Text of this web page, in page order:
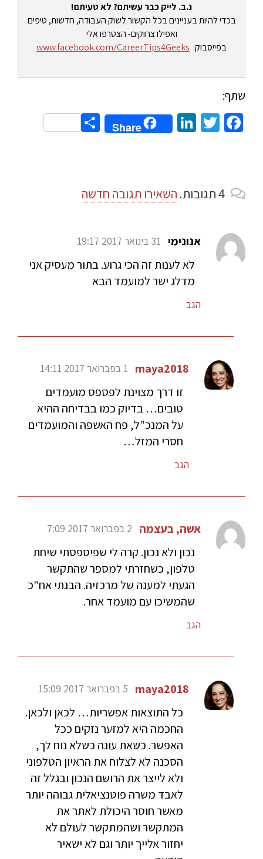
נ.ב. לייק כבר עשיתם? לא טעיתם!
בכדי להיות בעניינים בכל הקשור לשוק העבודה, חדשות, טיפים
ואפילו צחוקים- הצטרפו אלי
בפייסבוק: www.facebook.com/CareerTips4Geeks
שתף:
Facebook
Twitter
LinkedIn
Share
Share
4תגובות. השאירו תגובה חדשה
אנונימי 31 בינואר 2017 19:17
לא לענות זה הכי גרוע. בתור מעסיק אני
מדלג ישר למועמד הבא
הגב
maya2018 1 בפברואר 2017 14:11
זו דרך מצוינת לפספס מועמדים
טובים… בדיוק כמו בבדיחה ההיא
על המנכ"ל, פח האשפה והמועמדים
חסרי המזל…
הגב
אשה, בעצמה 2 בפברואר 2017 7:09
נכון ולא נכון. קרה לי שפיספסתי שיחת
טלפון, כשחזרתי למספר שהתקשר
הגעתי למענה של מרכזיה. הבנתי אח"כ
שהמשיכו עם מועמד אחר.
הגב
maya2018 5 בפברואר 2017 15:09
כל התוצאות אפשריות… לכאן ולכאן.
החכמה היא למזער נזקים ככל
האפשר. כשאת עונה כשלא נוח לך,
הסכנה לא לצלוח את הראיון הטלפוני
ולא לייצר את הרושם הנכון ובגלל זה
לאבד משרה פוטנציאלית גבוהה יותר
מאשר חוסר היכולת לאתר את
המתקשר ושהמתקשר לעולם לא
יחזור אלייך יותר וגם לא ישאיר